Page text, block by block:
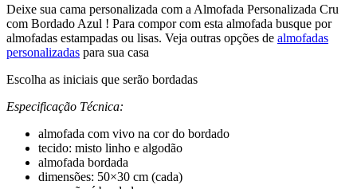
Deixe sua cama personalizada com a Almofada Personalizada Cru
com Bordado Azul ! Para compor com esta almofada busque por
almofadas estampadas ou lisas. Veja outras opções de almofadas
personalizadas para sua casa
Escolha as iniciais que serão bordadas
Especificação Técnica:
almofada com vivo na cor do bordado
tecido: misto linho e algodão
almofada bordada
dimensões: 50×30 cm (cada)